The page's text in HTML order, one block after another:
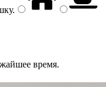
.
время.